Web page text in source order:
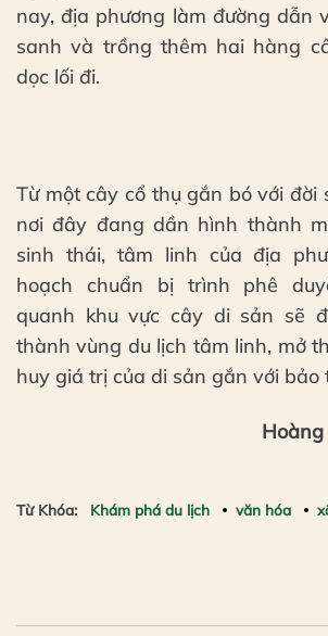
nay, địa phương làm đường dẫn
sanh và trồng thêm hai hàng
dọc lối đi.
Từ một cây cổ thụ gắn bó với đời
nơi đây đang dần hình thành
sinh thái, tâm linh của địa
hoạch chuẩn bị trình phê
quanh khu vực cây di sản sẽ
thành vùng du lịch tâm linh, mở
huy giá trị của di sản gắn với bảo
Hoàng
Từ Khóa: Khám phá du lịch văn hóa